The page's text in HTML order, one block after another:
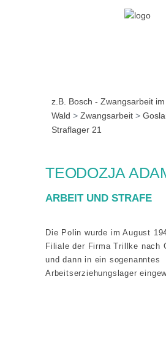
z.B. Bosch - Zwangsarbeit
Wald > Zwangsarbeit >
Straflager 21
TEODOZJA
ARBEIT UND STRAFE
Die Polin wurde im August
Filiale der Firma Trillke nach
und dann in ein sogenanntes
Arbeitserziehungslager